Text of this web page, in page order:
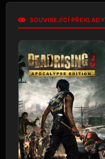
SOUVISEJÍCÍ PŘEKLADY